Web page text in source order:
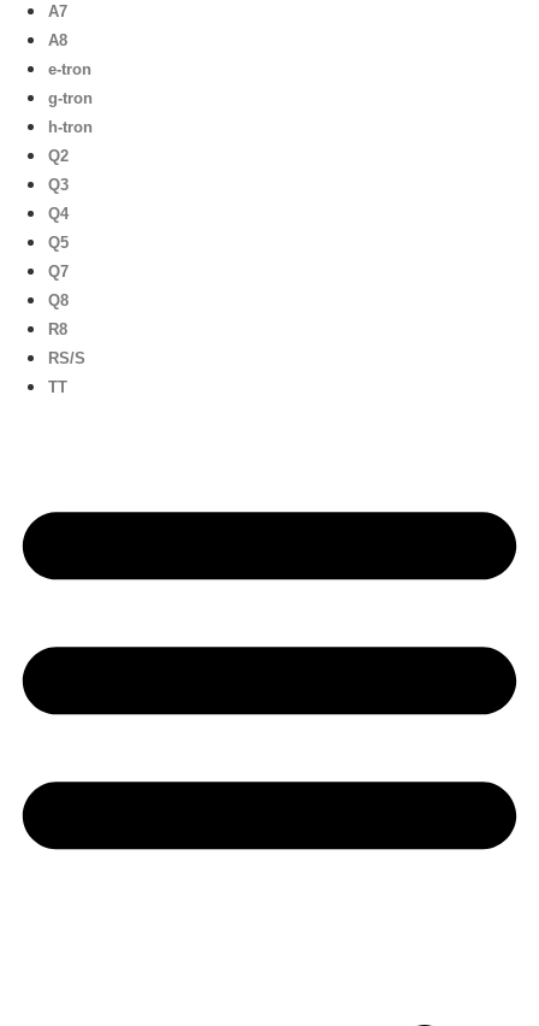
A7
A8
e-tron
g-tron
h-tron
Q2
Q3
Q4
Q5
Q7
Q8
R8
RS/S
TT